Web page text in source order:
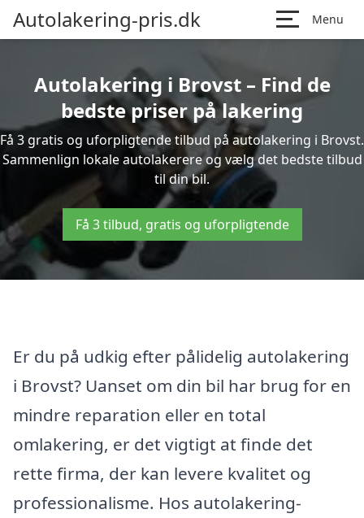
Autolakering-pris.dk Menu
Autolakering i Brovst – Find de
bedste priser på lakering
Få 3 gratis og uforpligtende tilbud på autolakering i Brovst.
Sammenlign lokale autolakerere og vælg det bedste tilbud
til din bil.
Få 3 tilbud, gratis og uforpligtende
Er du på udkig efter pålidelig autolakering
i Brovst? Uanset om din bil har brug for en
mindre reparation eller en total
omlakering, er det vigtigt at finde det
rette firma, der kan levere kvalitet og
professionalisme. Hos autolakering-